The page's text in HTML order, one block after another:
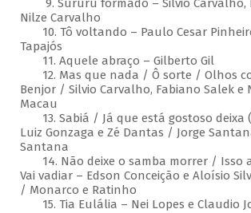
9. Sururu formado – Silvio Carvalho,
Nilze Carvalho
10. Tô voltando – Paulo Cesar
Tapajós
11. Aquele abraço – Gilberto Gil
12. Mas que nada / Ô sorte / Olhos
Benjor / Silvio Carvalho, Fabiano Salek e
Macau
13. Sabiá / Já que está gostoso deixa
Luiz Gonzaga e Zé Dantas / Jorge
Santana
14. Não deixe o samba morrer / Isso
Vai vadiar – Edson Conceição e Aloísio
/ Monarco e Ratinho
15. Tia Eulália – Nei Lopes e Claudio